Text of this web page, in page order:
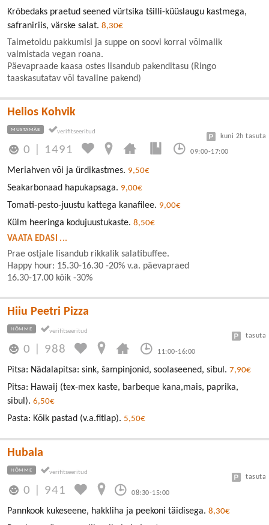
Krõbedaks praetud seened vürtsika tšilli-küüslaugu kastmega,
safraniriis, värske salat. 8,30€
Taimetoidu pakkumisi ja suppe on soovi korral võimalik
valmistada vegan roana.
Päevapraade kaasa ostes lisandub pakenditasu (Ringo
taaskasutatav või tavaline pakend)
Helios Kohvik
MUSTAMÄE
0 1491 09:00-17:00
kuni 2h tasuta
Meriahven või ja ürdikastmes. 9,50€
Seakarbonaad hapukapsaga. 9,00€
Tomati-pesto-juustu kattega kanafilee. 9,00€
Külm heeringa kodujuustukaste. 8,50€
VAATA EDASI ...
Prae ostjale lisandub rikkalik salatibuffee.
Happy hour: 15.30-16.30 -20% v.a. päevapraed
16.30-17.00 kõik -30%
Hiiu Peetri Pizza
NÕMME
0 988 11:00-16:00
tasuta
Pitsa: Nädalapitsa: sink, šampinjonid, soolaseened, sibul. 7,90€
Pitsa: Hawaij (tex-mex kaste, barbeque kana,mais, paprika,
sibul). 6,50€
Pasta: Kõik pastad (v.a.fitlap). 5,50€
Hubala
NÕMME
0 941 08:30-15:00
tasuta
Pannkook kukeseene, hakkliha ja peekoni täidisega. 8,30€